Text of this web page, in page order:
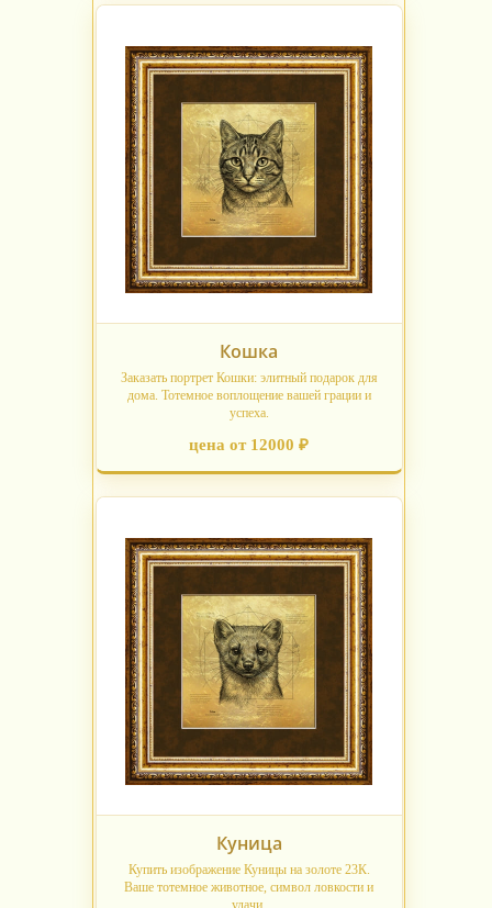
Кошка
Заказать портрет Кошки: элитный подарок для
дома. Тотемное воплощение вашей грации и
успеха.
цена от 12000 ₽
Куница
Купить изображение Куницы на золоте 23К.
Ваше тотемное животное, символ ловкости и
удачи.